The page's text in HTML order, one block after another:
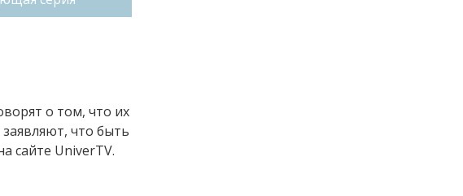
о том, что их
что быть
сайте UniverTV.